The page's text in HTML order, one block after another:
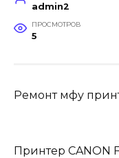
admin2
ПРОСМОТРОВ
5
Ремонт мфу
Принтер CANON